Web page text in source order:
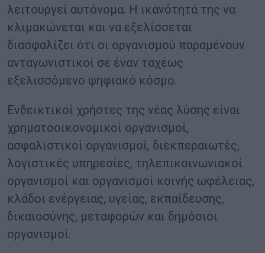
λειτουργεί αυτόνομα. Η ικανότητά της να
κλιμακώνεται και να εξελίσσεται
διασφαλίζει ότι οι οργανισμού παραμένουν
ανταγωνιστικοί σε έναν ταχέως
εξελισσόμενο ψηφιακό κόσμο.
Ενδεικτικοί χρήστες της νέας λύσης είναι
χρηματοοικονομικοί οργανισμοί,
ασφαλιστικοί οργανισμοί, διεκπεραιωτές,
λογιστικές υπηρεσίες, τηλεπικοινωνιακοί
οργανισμοί και οργανισμοί κοινής ωφέλειας,
κλάδοι ενέργειας, υγείας, εκπαίδευσης,
δικαιοσύνης, μεταφορών και δημόσιοι
οργανισμοί.